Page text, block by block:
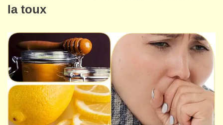
la toux